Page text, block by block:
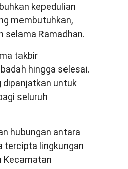
kepedulian
membutuhkan,
selama Ramadhan.
takbir
hingga selesai.
dipanjatkan untuk
seluruh
hubungan antara
tercipta lingkungan
Kecamatan